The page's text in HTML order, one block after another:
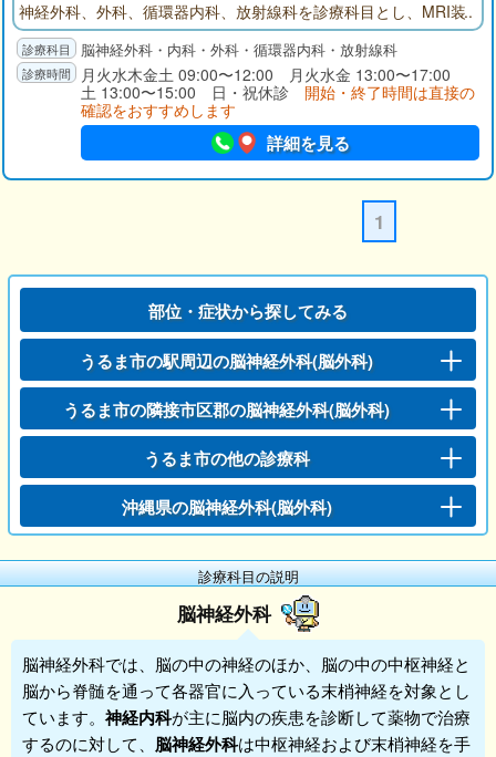
神経外科、外科、循環器内科、放射線科を診療科目とし、MRI装
置による脳ドック、片側顔面けいれんに対するボツリヌス治
療、ABI検査の受診も可能です。
脳神経外科・内科・外科・循環器内科・放射線科
月火水木金土 09:00〜12:00 月火水金 13:00〜17:00
土 13:00〜15:00 日・祝休診 開始・終了時間は直接の
確認をおすすめします
詳細を見る
1
部位・症状から探してみる
うるま市の駅周辺の脳神経外科(脳外科)
うるま市の隣接市区郡の脳神経外科(脳外科)
うるま市の他の診療科
沖縄県の脳神経外科(脳外科)
診療科目の説明
脳神経外科
脳神経外科では、脳の中の神経のほか、脳の中の中枢神経と
脳から脊髄を通って各器官に入っている末梢神経を対象とし
ています。 神経内科が主に脳内の疾患を診断して薬物で治療
するのに対して、 脳神経外科は中枢神経および末梢神経を手